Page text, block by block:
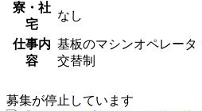
寮・社
宅
なし
仕事内
容
基板のマシンオペレータ
交替制
募集が停止しています